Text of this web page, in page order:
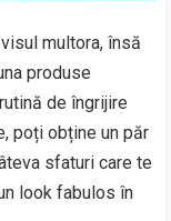
multora, însă
produse
de îngrijire
poți obține un păr
sfaturi care te
look fabulos în